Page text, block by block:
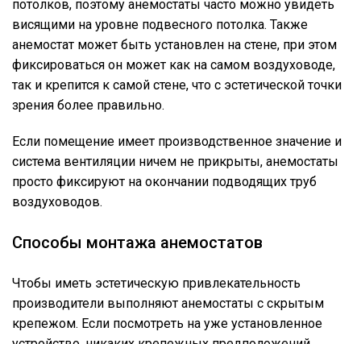
потолков, поэтому анемостаты часто можно увидеть
висящими на уровне подвесного потолка. Также
анемостат может быть установлен на стене, при этом
фиксироваться он может как на самом воздуховоде,
так и крепится к самой стене, что с эстетической точки
зрения более правильно.
Если помещение имеет производственное значение и
система вентиляции ничем не прикрыты, анемостаты
просто фиксируют на окончании подводящих труб
воздуховодов.
Способы монтажа анемостатов
Чтобы иметь эстетическую привлекательность
производители выполняют анемостаты с скрытым
крепежом. Если посмотреть на уже установленное